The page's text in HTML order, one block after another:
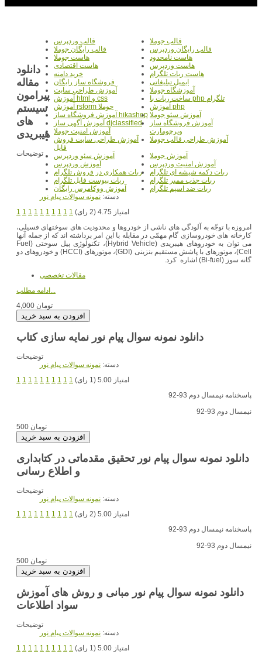
قالب جوملا
قالب وردپرس
قالب رایگان وردپرس
قالب رایگان جوملا
هاست نامحدود
هاست جوملا
هاست وردپرس
هاست اقتصادی
هاست ربات تلگرام
خرید دامنه
ایمیل تبلیغاتی
فروشگاه ساز رایگان
آموزشگاه جوملا
آموزش طراحی سایت
ساخت ربات با php تلگرام
آموزش html و css
آموزش php
آموزش rsform جوملا
آموزش سئو جوملا آموزش فروشگاه ساز hikashop
آموزش فروشگاه ساز
ویرچومارت
آموزش آگهی ساز djclassified
آموزش امنیت جوملا
آموزش طراحی قالب جوملا
آموزش طراحی سایت فروش
فایل
آموزش جوملا
آموزش سئو وردپرس
آموزش امنیت وردپرس
آموزش وردپرس
ربات دکمه شیشه ای تلگرام
ربات همکاری در فروش تلگرام
ربات جذب ممبر تلگرام
ربات پیوست فایل تلگرام
ربات ضد اسپم تلگرام
آموزش ووکامرس رایگان
دانلود
مقاله
پیرامون
سیستم
های
هیبریدی
توضیحات
دسته: نمونه سوالات پیام نور
1 1 1 1 1 1 1 1 1 1
امتیاز 4.75 (2 رای)
امروزه با توجّه به آلودگی های ناشی از خودروها و محدودیت های سوختهای فسیلی،
کارخانه های خودروسازی گام مهمّی در مقابله با این امر برداشته اند که از جمله آنها
می توان به خودروهای هیبریدی (Hybrid Vehicle)، تکنولوژی پیل سوختی (Fuel
Cell)، موتورهای با پاشش مستقیم بنزینی (GDI)، موتورهای (HCCI) و خودروهای دو
گانه سوز (Bi-fuel) اشاره كرد.
مقالات تخصصي
ادامه مطلب...
4,000 تومان
دانلود نمونه سوال پیام نور نمایه سازی کتاب
توضیحات
دسته: نمونه سوالات پیام نور
1 1 1 1 1 1 1 1 1 1
امتیاز 5.00 (1 رای)
پاسخنامه نیمسال دوم 93-92
نیمسال دوم 93-92
500 تومان
دانلود نمونه سوال پیام نور تحقیق مقدماتی در کتابداری
و اطلاع رسانی
توضیحات
دسته: نمونه سوالات پیام نور
1 1 1 1 1 1 1 1 1 1
امتیاز 5.00 (2 رای)
پاسخنامه نیمسال دوم 93-92
نیمسال دوم 93-92
500 تومان
دانلود نمونه سوال پیام نور مبانی و روش های آموزش
سواد اطلاعات
توضیحات
دسته: نمونه سوالات پیام نور
1 1 1 1 1 1 1 1 1 1
امتیاز 5.00 (1 رای)